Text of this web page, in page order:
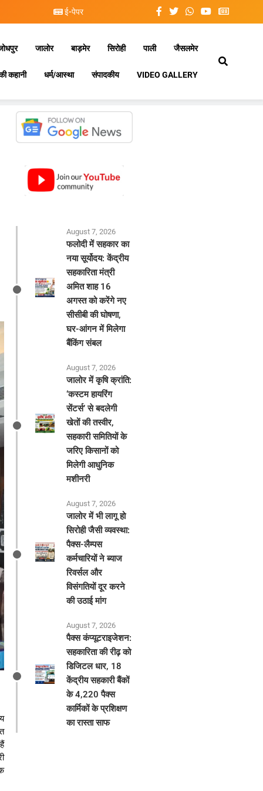
ई-पेपर
जालोर बाड़मेर सिरोही पाली जैसलमेर
कहानी धर्म/आस्था संपादकीय VIDEO GALLERY
August 7, 2026
फलोदी में सहकार का
नया सूर्योदय: केंद्रीय
सहकारिता मंत्री
अमित शाह 16
अगस्त को करेंगे नए
सीसीबी की घोषणा,
घर-आंगन में मिलेगा
बैंकिंग संबल
August 7, 2026
​जालोर में कृषि क्रांति:
‘कस्टम हायरिंग
सेंटर्स’ से बदलेगी
खेतों की तस्वीर,
सहकारी समितियों के
जरिए किसानों को
मिलेगी आधुनिक
मशीनरी
August 7, 2026
जालोर में भी लागू हो
सिरोही जैसी व्यवस्था:
पैक्स-लैम्पस
कर्मचारियों ने ब्याज
रिवर्सल और
विसंगतियों दूर करने
की उठाई मांग
August 7, 2026
पैक्स कंप्यूटराइजेशन:
सहकारिता की रीढ़ को
डिजिटल धार, 18
केंद्रीय सहकारी बैंकों
के 4,220 पैक्स
कार्मिकों के प्रशिक्षण
का रास्ता साफ